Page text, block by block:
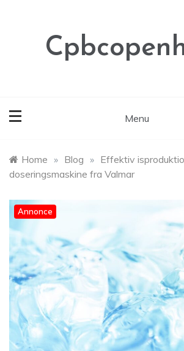
Menu
Home » Blog » Effektiv
doseringsmaskine fra Valmar
Annonce